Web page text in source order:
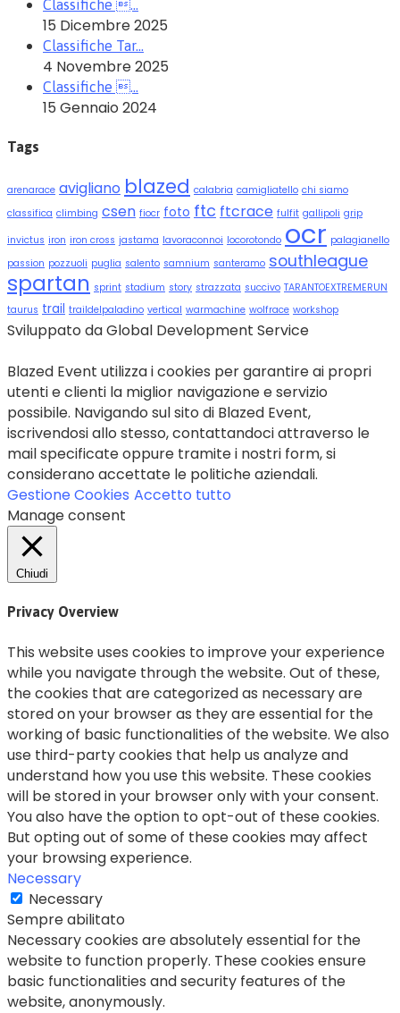
Classifiche …
15 Dicembre 2025
Classifiche Tar…
4 Novembre 2025
Classifiche …
15 Gennaio 2024
Tags
arenarace avigliano blazed calabria camigliatello chi siamo
classifica climbing csen fiocr foto ftc ftcrace fulfit gallipoli grip
invictus iron iron cross jastama lavoraconnoi locorotondo ocr palagianello
passion pozzuoli puglia salento samnium santeramo southleague
spartan sprint stadium story strazzata succivo TARANTOEXTREMERUN
taurus trail traildelpaladino vertical warmachine wolfrace workshop
Sviluppato da Global Development Service
Blazed Event utilizza i cookies per garantire ai propri
utenti e clienti la miglior navigazione e servizio
possibile. Navigando sul sito di Blazed Event,
iscrivendosi allo stesso, contattandoci attraverso le
mail specificate oppure tramite i nostri form, si
considerano accettate le politiche aziendali.
Gestione Cookies Accetto tutto
Manage consent
Chiudi
Privacy Overview
This website uses cookies to improve your experience
while you navigate through the website. Out of these,
the cookies that are categorized as necessary are
stored on your browser as they are essential for the
working of basic functionalities of the website. We also
use third-party cookies that help us analyze and
understand how you use this website. These cookies
will be stored in your browser only with your consent.
You also have the option to opt-out of these cookies.
But opting out of some of these cookies may affect
your browsing experience.
Necessary
Necessary
Sempre abilitato
Necessary cookies are absolutely essential for the
website to function properly. These cookies ensure
basic functionalities and security features of the
website, anonymously.